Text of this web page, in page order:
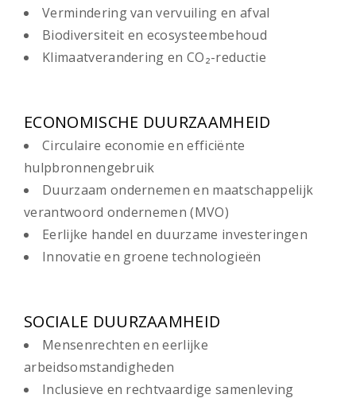
Vermindering van vervuiling en afval
Biodiversiteit en ecosysteembehoud
Klimaatverandering en CO₂-reductie
ECONOMISCHE DUURZAAMHEID
Circulaire economie en efficiënte
hulpbronnengebruik
Duurzaam ondernemen en maatschappelijk
verantwoord ondernemen (MVO)
Eerlijke handel en duurzame investeringen
Innovatie en groene technologieën
SOCIALE DUURZAAMHEID
Mensenrechten en eerlijke
arbeidsomstandigheden
Inclusieve en rechtvaardige samenleving